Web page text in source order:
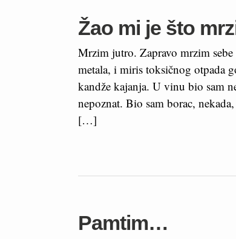
Žao mi je što
Mrzim jutro. Zapravo mrzim
metala, i miris toksičnog otpada
kandže kajanja. U vinu bio sam
nepoznat. Bio sam borac,
[…]
Pamtim…